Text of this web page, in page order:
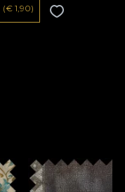
(€ 1,90)